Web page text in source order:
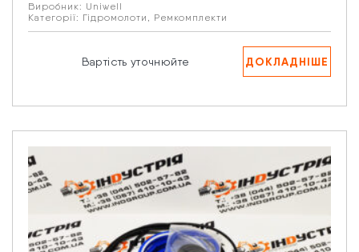
Виробник: Uniwell
Категорії: Гідромолоти , Ремкомплекти
Вартість уточнюйте ДОКЛАДНІШЕ